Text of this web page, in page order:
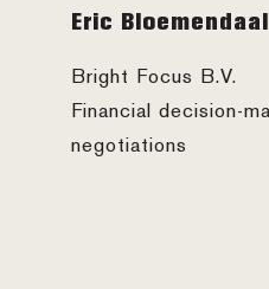
Eric Bloemendaal
Bright Focus B.V.
Financial decision-
negotiations